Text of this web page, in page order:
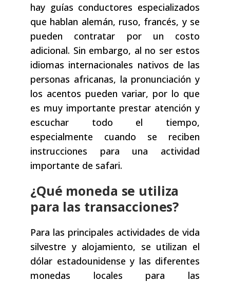
hay guías conductores especializados
que hablan alemán, ruso, francés, y se
pueden contratar por un costo
adicional. Sin embargo, al no ser estos
idiomas internacionales nativos de las
personas africanas, la pronunciación y
los acentos pueden variar, por lo que
es muy importante prestar atención y
escuchar todo el tiempo,
especialmente cuando se reciben
instrucciones para una actividad
importante de safari.
¿Qué moneda se utiliza
para las transacciones?
Para las principales actividades de vida
silvestre y alojamiento, se utilizan el
dólar estadounidense y las diferentes
monedas locales para las